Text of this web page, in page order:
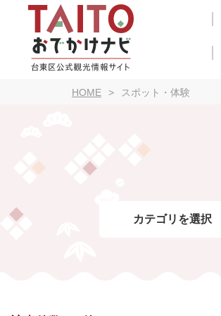
HOME スポット・体験
カテゴリを選択